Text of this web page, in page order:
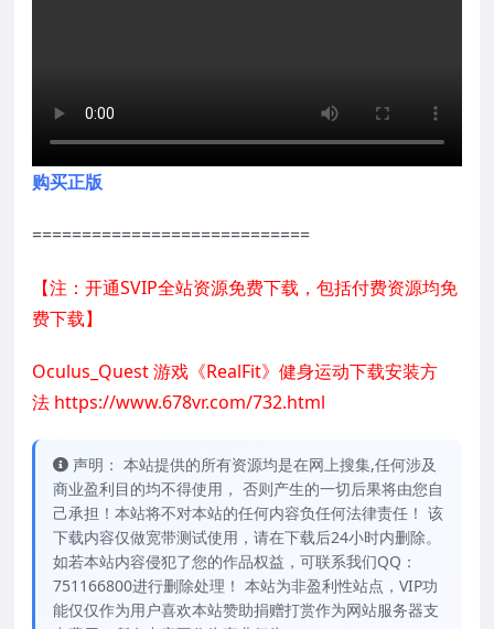
购买正版
============================
【注：开通SVIP全站资源免费下载，包括付费资源均免
费下载】
Oculus_Quest 游戏《RealFit》健身运动下载安装方
法 https://www.678vr.com/732.html
声明： 本站提供的所有资源均是在网上搜集,任何涉及
商业盈利目的均不得使用， 否则产生的一切后果将由您自
己承担！本站将不对本站的任何内容负任何法律责任！ 该
下载内容仅做宽带测试使用，请在下载后24小时内删除。
如若本站内容侵犯了您的作品权益，可联系我们QQ：
751166800进行删除处理！ 本站为非盈利性站点，VIP功
能仅仅作为用户喜欢本站赞助捐赠打赏作为网站服务器支